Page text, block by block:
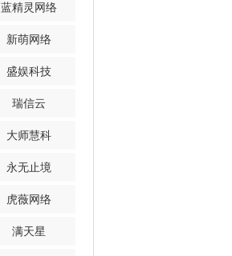
蓝精灵网络
新萌网络
盛娱科技
瑞信云
大师慧科
永无止境
虎薇网络
满天星